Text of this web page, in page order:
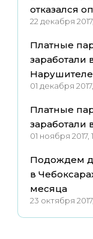
отказался
22 декабря
Платные
01 декабря
Платные
заработали
01 ноября 2017,
Подождем
в
месяца
23 октября